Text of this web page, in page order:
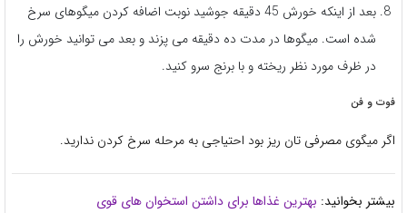
بعد از اینکه خورش 45 دقیقه جوشید نوبت اضافه کردن میگوهای سرخ
شده است. میگوها در مدت ده دقیقه می پزند و بعد می توانید خورش را
در ظرف مورد نظر ریخته و با برنج سرو کنید.
فوت و فن
اگر میگوی مصرفی تان ریز بود احتیاجی به مرحله سرخ کردن ندارید.
بیشتر بخوانید: بهترین غذاها برای داشتن استخوان های قوی